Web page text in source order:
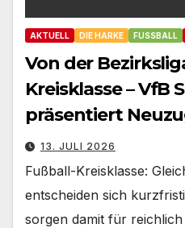
AKTUELL DIE HARKE FUSSBALL
Von der
Kreisklasse – VfB
präsentiert
13. JULI 2026
Fußball-Kreisklasse:
entscheiden sich
sorgen damit für